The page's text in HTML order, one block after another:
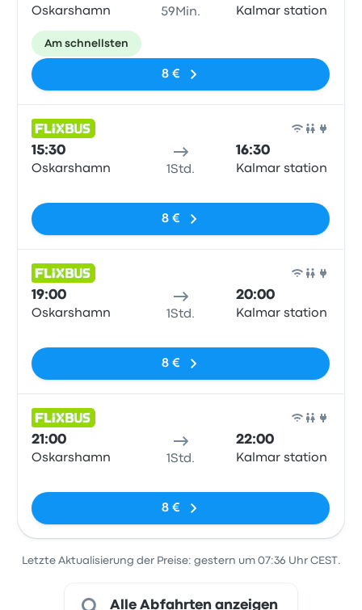
Oskarshamn 59Min. Kalmar station
Am schnellsten
8 €
15:30
Oskarshamn 1Std.
16:30
Kalmar station
8 €
19:00
Oskarshamn 1Std.
20:00
Kalmar station
8 €
21:00
Oskarshamn 1Std.
22:00
Kalmar station
8 €
Letzte Aktualisierung der Preise: gestern um 07:36 Uhr CEST.
Alle Abfahrten anzeigen